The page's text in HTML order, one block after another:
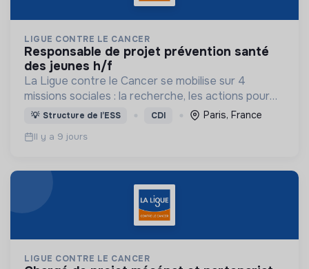
LIGUE CONTRE LE CANCER
responsable de projet prévention santé
des jeunes h/f
La Ligue contre le Cancer se mobilise sur 4
missions sociales : la recherche, les actions pour
les personnes malades, la prévention & promotion
💡 Structure de l’ESS CDI Paris, France
Il y a 9 jours
LIGUE CONTRE LE CANCER